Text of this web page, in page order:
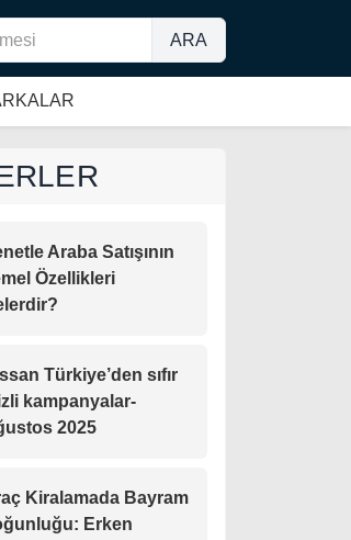
ARA
Araba Satışının
Özellikleri
Türkiye’den sıfır
kampanyalar-
2025
Kiralamada Bayram
Erken